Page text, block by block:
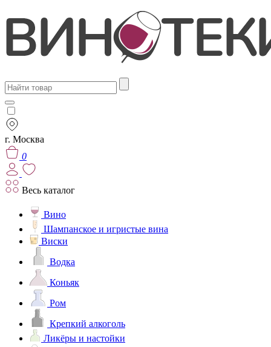
г. Москва
0
Весь каталог
Вино
Шампанское и игристые вина
Виски
Водка
Коньяк
Ром
Крепкий алкоголь
Ликёры и настойки